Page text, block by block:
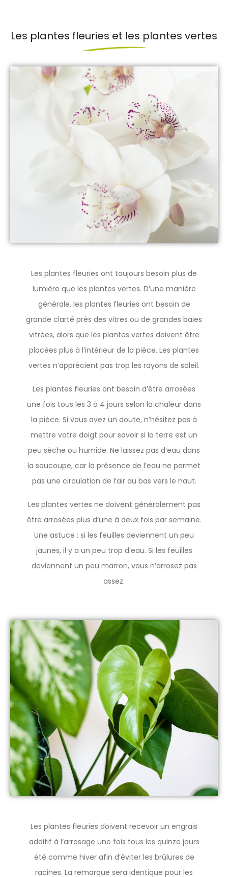
Les plantes fleuries et les plantes vertes
Les plantes fleuries ont toujours besoin plus de
lumière que les plantes vertes. D’une manière
générale, les plantes fleuries ont besoin de
grande clarté près des vitres ou de grandes baies
vitrées, alors que les plantes vertes doivent être
placées plus à l’intérieur de la pièce. Les plantes
vertes n’apprécient pas trop les rayons de soleil.
Les plantes fleuries ont besoin d’être arrosées
une fois tous les 3 à 4 jours selon la chaleur dans
la pièce. Si vous avez un doute, n’hésitez pas à
mettre votre doigt pour savoir si la terre est un
peu sèche ou humide. Ne laissez pas d’eau dans
la soucoupe, car la présence de l’eau ne permet
pas une circulation de l’air du bas vers le haut.
Les plantes vertes ne doivent généralement pas
être arrosées plus d’une à deux fois par semaine.
Une astuce : si les feuilles deviennent un peu
jaunes, il y a un peu trop d’eau. Si les feuilles
deviennent un peu marron, vous n’arrosez pas
assez.
Les plantes fleuries doivent recevoir un engrais
additif à l’arrosage une fois tous les quinze jours
été comme hiver afin d’éviter les brûlures de
racines. La remarque sera identique pour les